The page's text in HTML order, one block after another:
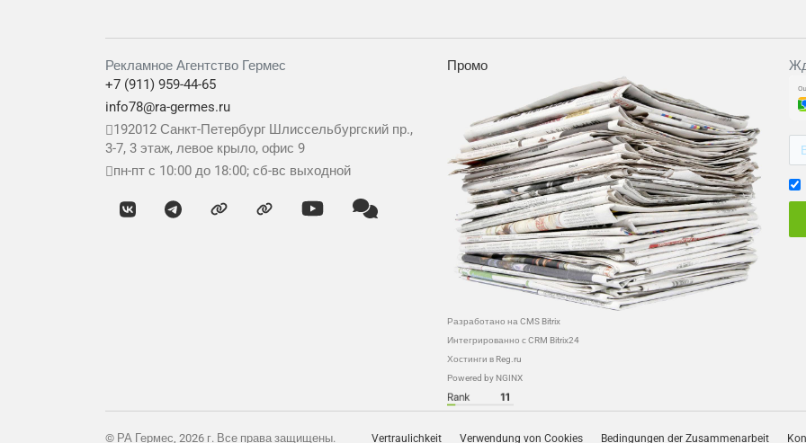
Рекламное Агентство Гермес
+7 (911) 959-44-65
info78@ra-germes.ru
192012 Санкт-Петербург Шлиссельбургский пр.,
3-7, 3 этаж, левое крыло, офис 9
пн-пт с 10:00 до 18:00; сб-вс выходной
Промо
Разработано на CMS Bitrix
Интегрированно с CRM Bitrix24
Хостинги в Reg.ru
Powered by NGINX
© РА Гермес, 2026 г. Все права защищены. Vertraulichkeit Verwendung von Cookies Bedingungen der Zusammenarbeit